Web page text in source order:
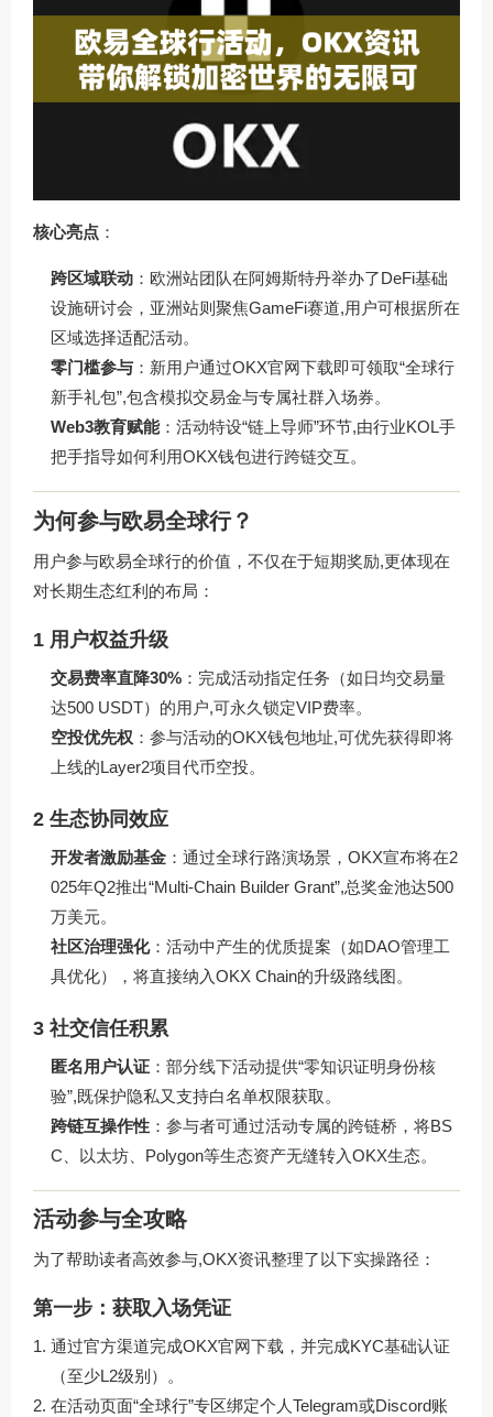
核心亮点 ：
跨区域联动 ：欧洲站团队在阿姆斯特丹举办了DeFi基础
设施研讨会，亚洲站则聚焦GameFi赛道,用户可根据所在
区域选择适配活动。
零门槛参与 ：新用户通过OKX官网下载即可领取“全球行
新手礼包”,包含模拟交易金与专属社群入场券。
Web3教育赋能：活动特设“链上导师”环节,由行业KOL手
把手指导如何利用OKX钱包进行跨链交互。
为何参与欧易全球行？
用户参与欧易全球行的价值，不仅在于短期奖励,更体现在
对长期生态红利的布局：
1 用户权益升级
交易费率直降30% ：完成活动指定任务（如日均交易量
达500 USDT）的用户,可永久锁定VIP费率。
空投优先权 ：参与活动的OKX钱包地址,可优先获得即将
上线的Layer2项目代币空投。
2 生态协同效应
开发者激励基金 ：通过全球行路演场景，OKX宣布将在2
025年Q2推出“Multi-Chain Builder Grant”,总奖金池达500
万美元。
社区治理强化：活动中产生的优质提案（如DAO管理工
具优化），将直接纳入OKX Chain的升级路线图。
3 社交信任积累
匿名用户认证 ：部分线下活动提供“零知识证明身份核
验”,既保护隐私又支持白名单权限获取。
跨链互操作性 ：参与者可通过活动专属的跨链桥，将BS
C、以太坊、Polygon等生态资产无缝转入OKX生态。
活动参与全攻略
为了帮助读者高效参与,OKX资讯整理了以下实操路径：
第一步：获取入场凭证
通过官方渠道完成OKX官网下载，并完成KYC基础认证
（至少L2级别）。
在活动页面“全球行”专区绑定个人Telegram或Discord账